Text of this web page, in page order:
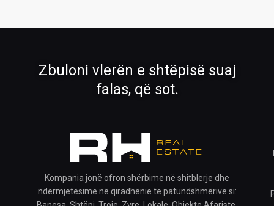
Zbuloni vlerën e shtëpisë suaj
falas, që sot.
Kompania jonë ofron shërbime në shitblerje dhe
ndërmjetësime në qiradhënie të patundshmërive si:
Estate
Mëso më shumë për ekipin tonë
Kontakti
Na kontaktoni për çdo pyetje
Krijo kërkesë